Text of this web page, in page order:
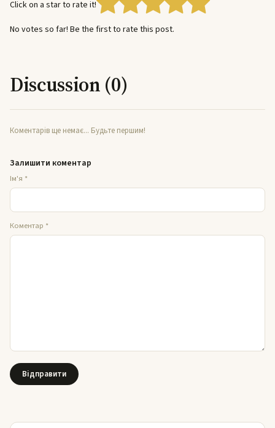
Click on a star to rate it!
No votes so far! Be the first to rate this post.
Discussion (0)
Коментарів ще немає... Будьте першим!
Залишити коментар
Ім'я *
Коментар *